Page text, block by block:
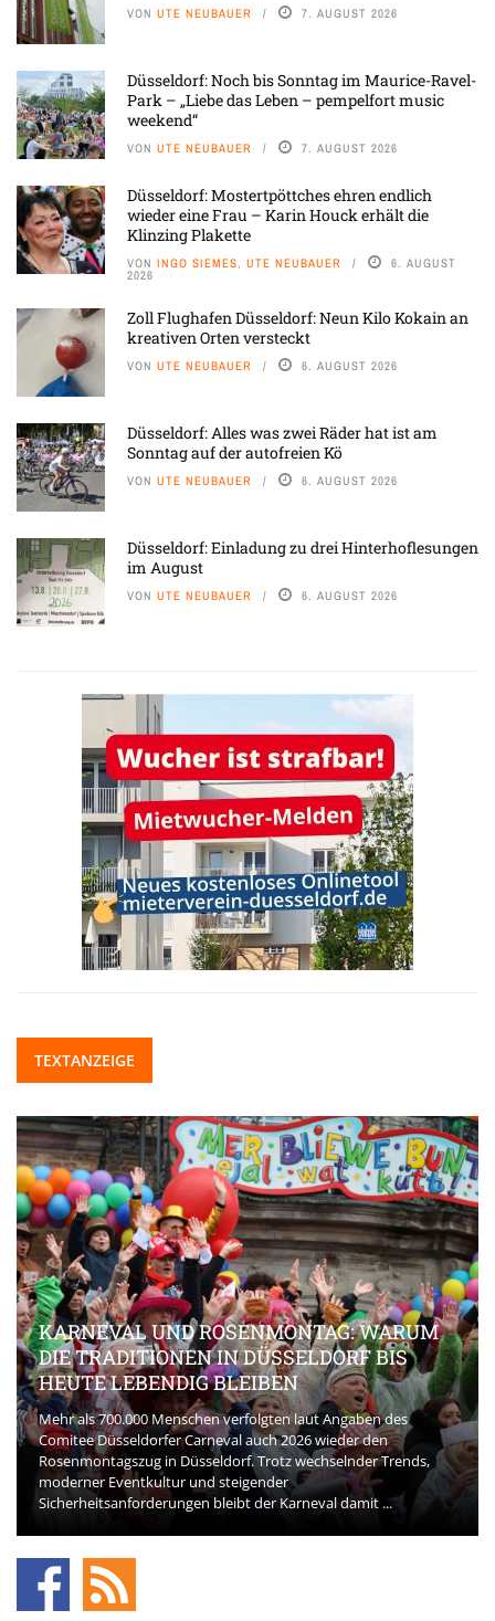
VON UTE NEUBAUER 7. AUGUST 2026
Düsseldorf: Noch bis Sonntag im Maurice-Ravel-
Park – „Liebe das Leben – pempelfort music
weekend“
VON UTE NEUBAUER 7. AUGUST 2026
Düsseldorf: Mostertpöttches ehren endlich
wieder eine Frau – Karin Houck erhält die
Klinzing Plakette
VON INGO SIEMES, UTE NEUBAUER 6. AUGUST
2026
Zoll Flughafen Düsseldorf: Neun Kilo Kokain an
kreativen Orten versteckt
VON UTE NEUBAUER 6. AUGUST 2026
Düsseldorf: Alles was zwei Räder hat ist am
Sonntag auf der autofreien Kö
VON UTE NEUBAUER 6. AUGUST 2026
Düsseldorf: Einladung zu drei Hinterhoflesungen
im August
VON UTE NEUBAUER 6. AUGUST 2026
TEXTANZEIGE
KARNEVAL UND ROSENMONTAG: WARUM
DIE TRADITIONEN IN DÜSSELDORF BIS
HEUTE LEBENDIG BLEIBEN
Mehr als 700.000 Menschen verfolgten laut Angaben des
Comitee Düsseldorfer Carneval auch 2026 wieder den
Rosenmontagszug in Düsseldorf. Trotz wechselnder Trends,
moderner Eventkultur und steigender
Sicherheitsanforderungen bleibt der Karneval damit ...